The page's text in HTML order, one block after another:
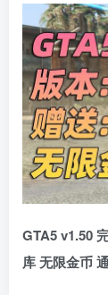
GTA5 v1.50
库 无限金币